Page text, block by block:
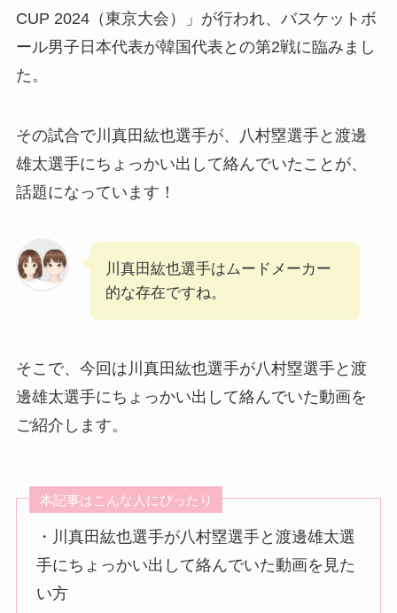
CUP 2024（東京大会）」が行われ、バスケットボ
ール男子日本代表が韓国代表との第2戦に臨みまし
た。
その試合で川真田紘也選手が、八村塁選手と渡邊
雄太選手にちょっかい出して絡んでいたことが、
話題になっています！
川真田紘也選手はムードメーカー
的な存在ですね。
そこで、今回は川真田紘也選手が八村塁選手と渡
邊雄太選手にちょっかい出して絡んでいた動画を
ご紹介します。
本記事はこんな人にぴったり
・川真田紘也選手が八村塁選手と渡邊雄太選
手にちょっかい出して絡んでいた動画を見た
い方